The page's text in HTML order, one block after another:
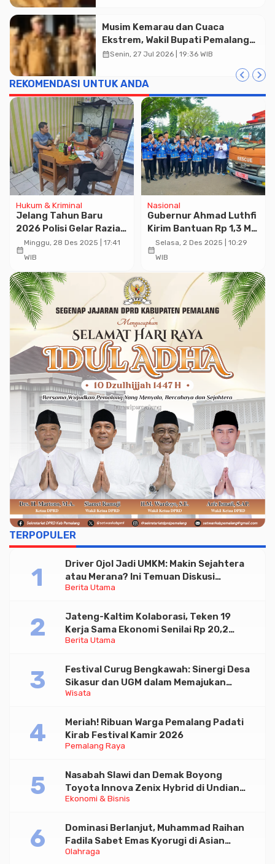
Advertisment
Musim Kemarau dan Cuaca
Ekstrem, Wakil Bupati Pemalang
Ingatkan ASN Waspada Bahaya
calendar_monthSenin, 27 Jul 2026 | 19:36 WIB
REKOMENDASI UNTUK ANDA
Hukum & Kriminal
Jelang Tahun Baru
2026 Polisi Gelar Razia
Pekat, Miras Jadi
Sasaran
calendar_month
Minggu, 28 Des 2025 | 17:41
WIB
Nasional
Gubernur Ahmad Luthfi
Kirim Bantuan Rp 1,3 M
ke Sumatera
calendar_month
Selasa, 2 Des 2025 | 10:29
WIB
TERPOPULER
Berita Utama
Driver Ojol Jadi UMKM: Makin Sejahtera
atau Merana? Ini Temuan Diskusi
Paramadina
Berita Utama
Jateng-Kaltim Kolaborasi, Teken 19
Kerja Sama Ekonomi Senilai Rp 20,2
Triliun
Wisata
Festival Curug Bengkawah: Sinergi Desa
Sikasur dan UGM dalam Memajukan
Wisata serta UMKM Lokal
Pemalang Raya
Meriah! Ribuan Warga Pemalang Padati
Kirab Festival Kamir 2026
Ekonomi & Bisnis
Nasabah Slawi dan Demak Boyong
Toyota Innova Zenix Hybrid di Undian
Tabungan Bima Bank Jateng
Olahraga
Dominasi Berlanjut, Muhammad Raihan
Fadila Sabet Emas Kyorugi di Asian
Taekwondo Indonesia Open 2026